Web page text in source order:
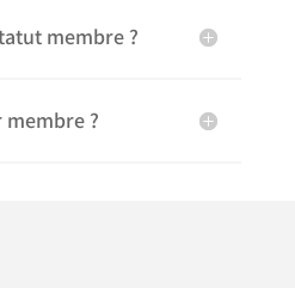
membre ?
?